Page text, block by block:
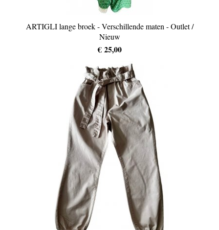
ARTIGLI lange broek - Verschillende maten - Outlet /
Nieuw
€ 25,00